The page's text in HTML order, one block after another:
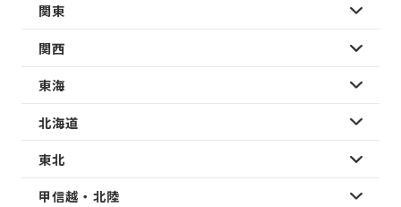
関東
関西
東海
北海道
東北
甲信越・北陸